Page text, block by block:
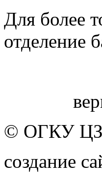
Для более
отделение
© ОГКУ
создание